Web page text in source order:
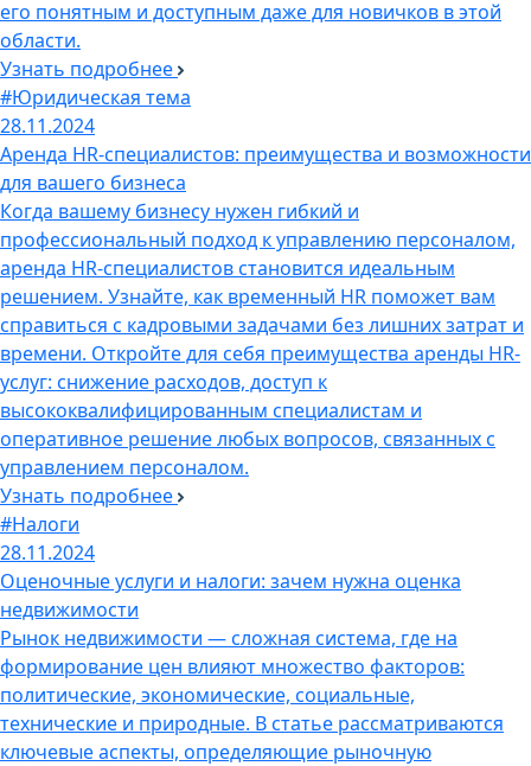
его понятным и доступным даже для новичков в этой
области.
Узнать подробнее
#Юридическая тема
28.11.2024
Аренда HR-специалистов: преимущества и возможности
для вашего бизнеса
Когда вашему бизнесу нужен гибкий и
профессиональный подход к управлению персоналом,
аренда HR-специалистов становится идеальным
решением. Узнайте, как временный HR поможет вам
справиться с кадровыми задачами без лишних затрат и
времени. Откройте для себя преимущества аренды HR-
услуг: снижение расходов, доступ к
высококвалифицированным специалистам и
оперативное решение любых вопросов, связанных с
управлением персоналом.
Узнать подробнее
#Налоги
28.11.2024
Оценочные услуги и налоги: зачем нужна оценка
недвижимости
Рынок недвижимости — сложная система, где на
формирование цен влияют множество факторов:
политические, экономические, социальные,
технические и природные. В статье рассматриваются
ключевые аспекты, определяющие рыночную